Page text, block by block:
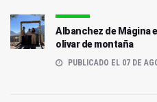
Albanchez de Mágina
olivar de montaña
PUBLICADO EL 07 DE